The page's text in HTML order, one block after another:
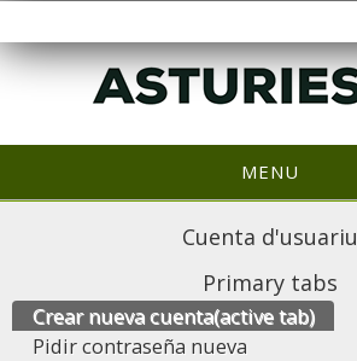
MENU
Cuenta d'usuariu
Primary tabs
Crear nueva cuenta(active tab)
Pidir contraseña nueva